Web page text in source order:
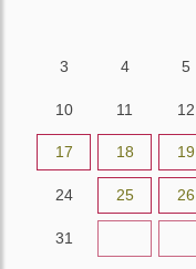
3 4 5
10 11 12
17 18 19
24 25 26
31